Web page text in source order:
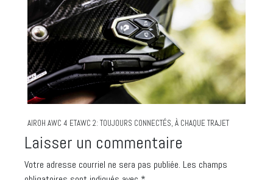
AIROH AWC 4 ETAWC 2: TOUJOURS CONNECTÉS, À CHAQUE TRAJET
Laisser un commentaire
Votre adresse courriel ne sera pas publiée. Les champs